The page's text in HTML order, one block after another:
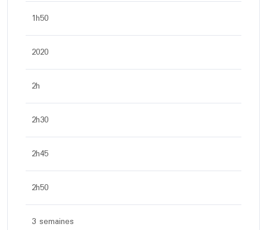
1h50
2020
2h
2h30
2h45
2h50
3 semaines